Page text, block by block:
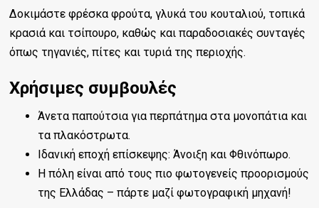
Δοκιμάστε φρέσκα φρούτα, γλυκά του κουταλιού, τοπικά
κρασιά και τσίπουρο, καθώς και παραδοσιακές συνταγές
όπως τηγανιές, πίτες και τυριά της περιοχής.
Χρήσιμες συμβουλές
Άνετα παπούτσια για περπάτημα στα μονοπάτια και
τα πλακόστρωτα.
Ιδανική εποχή επίσκεψης: Άνοιξη και Φθινόπωρο.
Η πόλη είναι από τους πιο φωτογενείς προορισμούς
της Ελλάδας – πάρτε μαζί φωτογραφική μηχανή!